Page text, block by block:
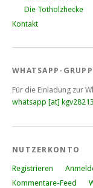
Die Totholzhecke
Kontakt
WHATSAPP-
Für die Einladung zur
whatsapp [at]
NUTZERKONTO
Registrieren
Kommentare-Feed